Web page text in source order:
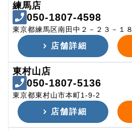
練馬店
050-1807-4598
東京都練馬区南田中２－２３－１８
店舗詳細
東村山店
050-1807-5136
東京都東村山市本町1-9-2
店舗詳細